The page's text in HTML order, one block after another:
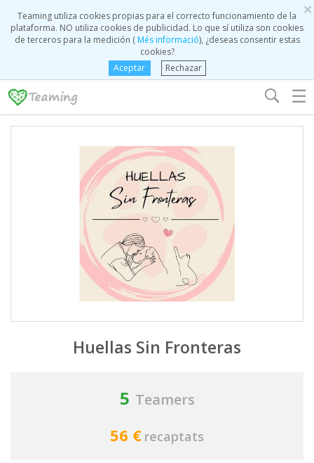
×
Teaming utiliza cookies propias para el correcto funcionamiento de la
plataforma. NO utiliza cookies de publicidad. Lo que sí utiliza son cookies
de terceros para la medición (Més informació), ¿deseas consentir estas
cookies?
Aceptar
Rechazar
☰
Huellas Sin Fronteras
5 Teamers
56 € recaptats